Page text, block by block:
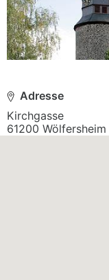
Adresse
Kirchgasse
61200 Wölfersheim